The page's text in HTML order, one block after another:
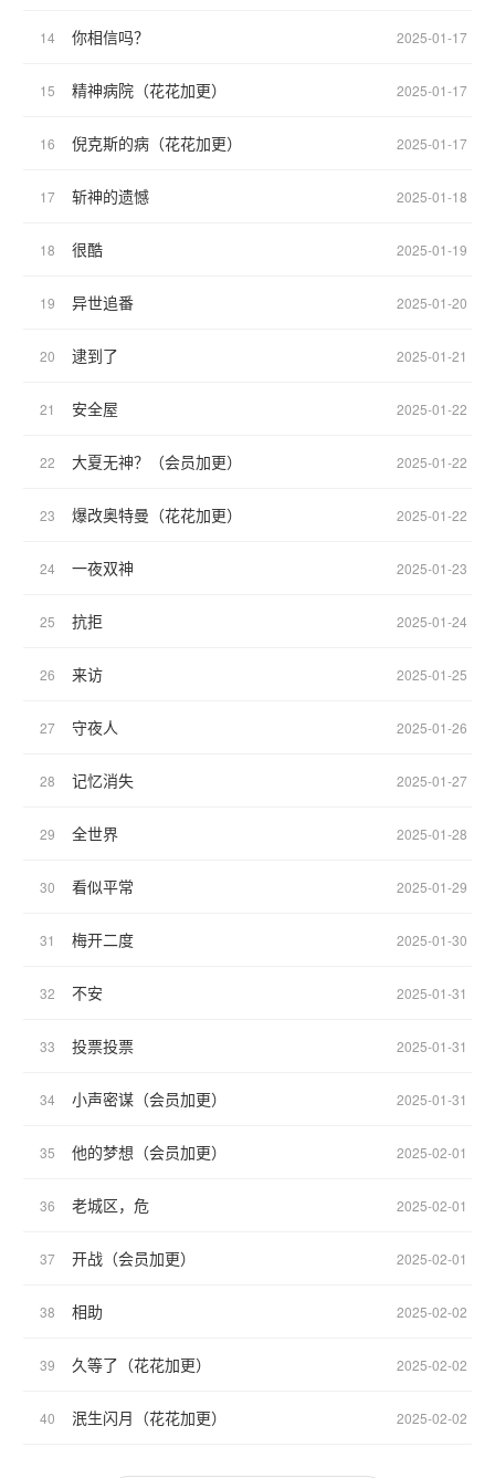
14 你相信吗？ 2025-01-17
15 精神病院（花花加更） 2025-01-17
16 倪克斯的病（花花加更） 2025-01-17
17 斩神的遗憾 2025-01-18
18 很酷 2025-01-19
19 异世追番 2025-01-20
20 逮到了 2025-01-21
21 安全屋 2025-01-22
22 大夏无神？（会员加更） 2025-01-22
23 爆改奥特曼（花花加更） 2025-01-22
24 一夜双神 2025-01-23
25 抗拒 2025-01-24
26 来访 2025-01-25
27 守夜人 2025-01-26
28 记忆消失 2025-01-27
29 全世界 2025-01-28
30 看似平常 2025-01-29
31 梅开二度 2025-01-30
32 不安 2025-01-31
33 投票投票 2025-01-31
34 小声密谋（会员加更） 2025-01-31
35 他的梦想（会员加更） 2025-02-01
36 老城区，危 2025-02-01
37 开战（会员加更） 2025-02-01
38 相助 2025-02-02
39 久等了（花花加更） 2025-02-02
40 泯生闪月（花花加更） 2025-02-02